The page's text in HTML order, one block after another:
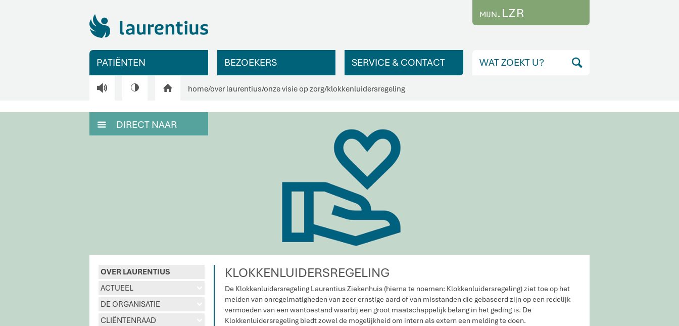
MIJN.LZR
PATIËNTEN BEZOEKERS SERVICE & CONTACT
V H home/over laurentius/onze visie op zorg/klokkenluidersregeling
M DIRECT NAAR
OVER LAURENTIUS
ACTUEEL
DE ORGANISATIE
CLIËNTENRAAD
KLOKKENLUIDERSREGELING
De Klokkenluidersregeling Laurentius Ziekenhuis (hierna te noemen: Klokkenluidersregeling) ziet toe op het
melden van onregelmatigheden van zeer ernstige aard of van misstanden die gebaseerd zijn op een redelijk
vermoeden van een wantoestand waarbij een groot maatschappelijk belang in het geding is. De
Klokkenluidersregeling biedt zowel de mogelijkheid om intern als extern een melding te doen.